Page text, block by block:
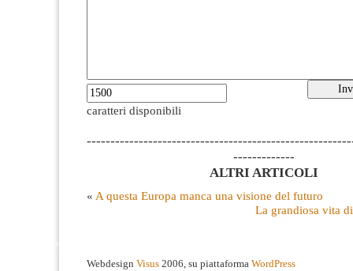
caratteri disponibili
-------------
ALTRI ARTICOLI
« A questa Europa manca una visione del futuro
La grandiosa vita
Webdesign Visus 2006, su piattaforma WordPress